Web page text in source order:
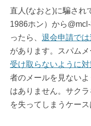
直人(なおと)に騙され
1986ホン）から
ったら、 退会申請で
があります。スパム
受け取らないように対
者のメールを見ない
はありません。サク
を失ってしまうケース